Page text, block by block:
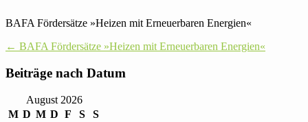
BAFA För­der­sätze »Heizen mit Erneu­er­baren Energien«
Post
navigation
← BAFA För­der­sätze »Heizen mit Erneu­er­baren Energien«
Bei­träge nach Datum
August 2026
M D M D F S
S